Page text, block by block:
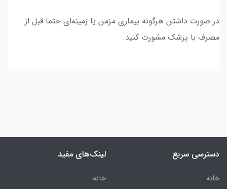
در صورت داشتن هرگونه بیماری مزمن یا زمینه‌ای حتما قبل از
مصرف با پزشک مشورت کنید.
دسترسی سریع
خانه
لینک‌های مفید
خانه